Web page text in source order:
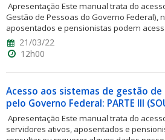
Apresentação Este manual trata do
Gestão de Pessoas do Governo Federal),
aposentados e pensionistas podem
21/03/22
12h00
Acesso aos sistemas de gestão
pelo Governo Federal: PARTE III
Apresentação Este manual trata do
servidores ativos, aposentados e